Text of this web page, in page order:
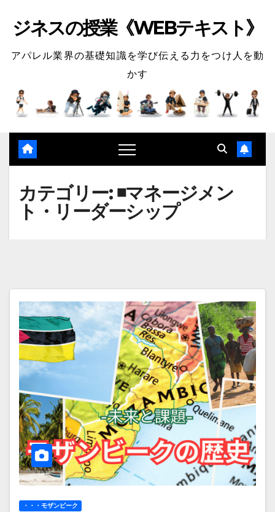
ジネスの授業《WEBテキスト》
アパレル業界の基礎知識を学び伝える力をつけ人を動
かす
カテゴリー:◾️マネージメン
ト・リーダーシップ
・・・モザンビーク